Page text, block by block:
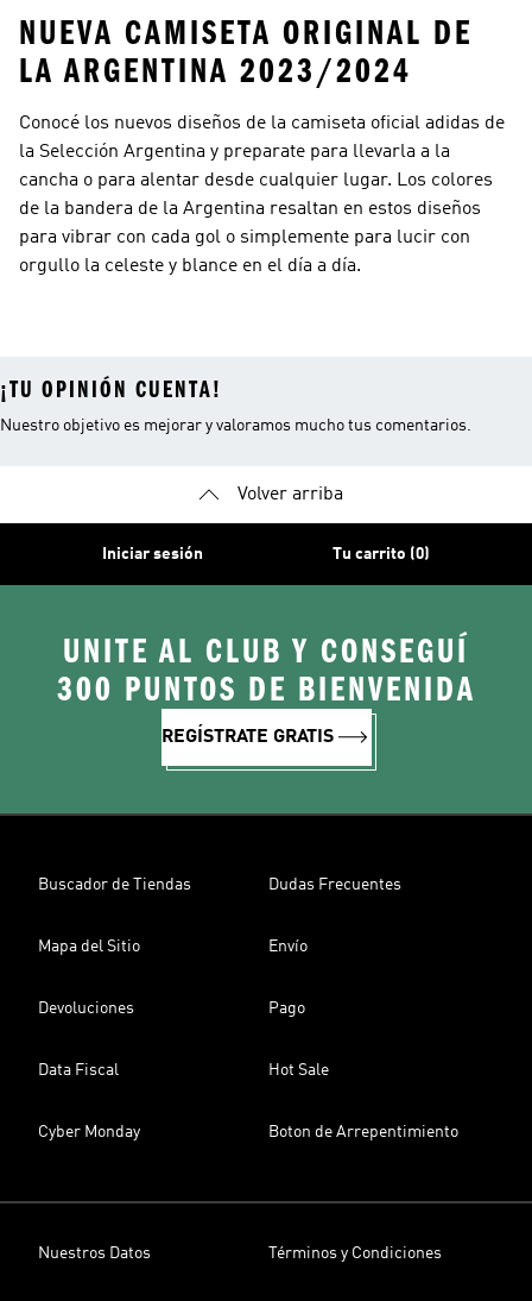
NUEVA CAMISETA ORIGINAL DE
LA ARGENTINA 2023/2024
Conocé los nuevos diseños de la camiseta oficial adidas de
la Selección Argentina y preparate para llevarla a la
cancha o para alentar desde cualquier lugar. Los colores
de la bandera de la Argentina resaltan en estos diseños
para vibrar con cada gol o simplemente para lucir con
orgullo la celeste y blance en el día a día.
¡TU OPINIÓN CUENTA!
Nuestro objetivo es mejorar y valoramos mucho tus comentarios.
Volver arriba
Iniciar sesión Tu carrito (0)
UNITE AL CLUB Y CONSEGUÍ
300 PUNTOS DE BIENVENIDA
REGÍSTRATE GRATIS
Buscador de Tiendas Dudas Frecuentes
Mapa del Sitio Envío
Devoluciones Pago
Data Fiscal Hot Sale
Cyber Monday Boton de Arrepentimiento
Nuestros Datos Términos y Condiciones